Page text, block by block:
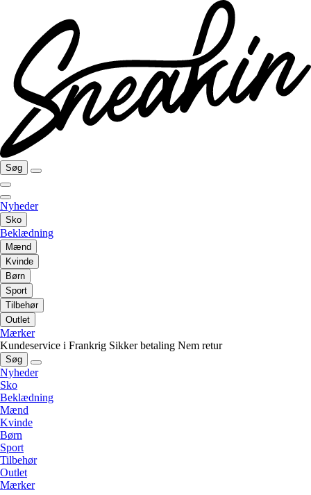
Søg
Nyheder
Sko
Beklædning
Mænd
Kvinde
Børn
Sport
Tilbehør
Outlet
Mærker
Kundeservice i Frankrig Sikker betaling Nem retur
Søg
Nyheder
Sko
Beklædning
Mænd
Kvinde
Børn
Sport
Tilbehør
Outlet
Mærker